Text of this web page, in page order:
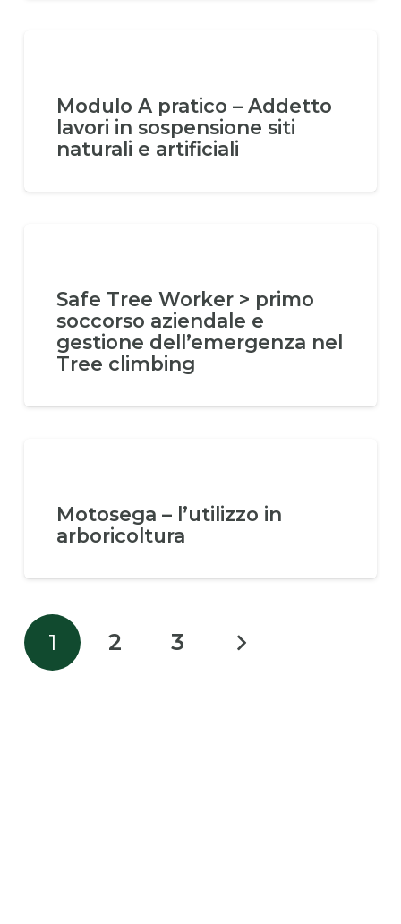
Modulo A pratico – Addetto
lavori in sospensione siti
naturali e artificiali
Safe Tree Worker > primo
soccorso aziendale e
gestione dell’emergenza nel
Tree climbing
Motosega – l’utilizzo in
arboricoltura
1 2 3